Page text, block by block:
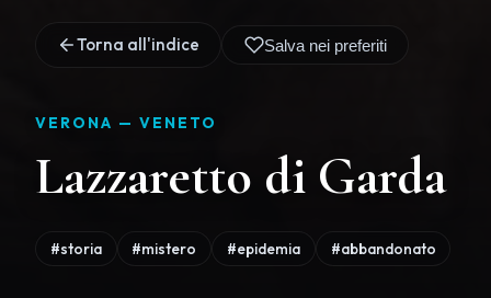
Torna all'indice Salva nei preferiti
VERONA — VENETO
Lazzaretto di Garda
#storia #mistero #epidemia #abbandonato